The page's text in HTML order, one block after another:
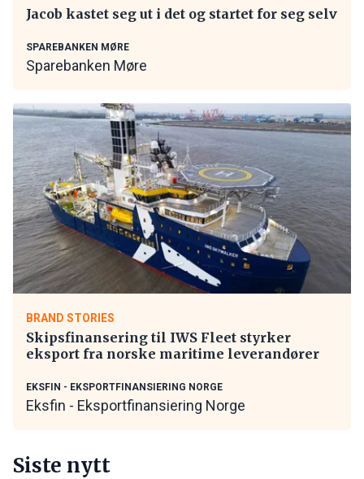
Jacob kastet seg ut i det og startet for seg selv
SPAREBANKEN MØRE
Sparebanken Møre
BRAND STORIES
Skipsfinansering til IWS Fleet styrker
eksport fra norske maritime leverandører
EKSFIN - EKSPORTFINANSIERING NORGE
Eksfin - Eksportfinansiering Norge
Siste nytt